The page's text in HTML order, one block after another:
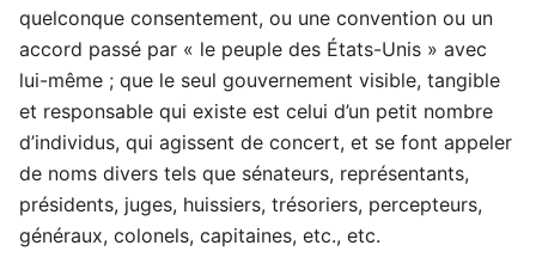
quelconque consentement, ou une convention ou un
accord passé par « le peuple des États-Unis » avec
lui-même ; que le seul gouvernement visible, tangible
et responsable qui existe est celui d’un petit nombre
d’individus, qui agissent de concert, et se font appeler
de noms divers tels que sénateurs, représentants,
présidents, juges, huissiers, trésoriers, percepteurs,
généraux, colonels, capitaines, etc., etc.